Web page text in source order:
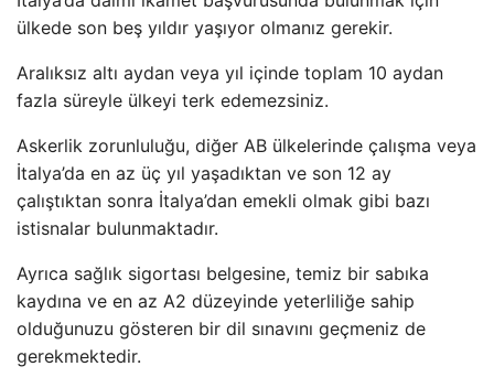
ülkede son beş yıldır yaşıyor olmanız gerekir.
Aralıksız altı aydan veya yıl içinde toplam 10 aydan
fazla süreyle ülkeyi terk edemezsiniz.
Askerlik zorunluluğu, diğer AB ülkelerinde çalışma veya
İtalya’da en az üç yıl yaşadıktan ve son 12 ay
çalıştıktan sonra İtalya’dan emekli olmak gibi bazı
istisnalar bulunmaktadır.
Ayrıca sağlık sigortası belgesine, temiz bir sabıka
kaydına ve en az A2 düzeyinde yeterliliğe sahip
olduğunuzu gösteren bir dil sınavını geçmeniz de
gerekmektedir.